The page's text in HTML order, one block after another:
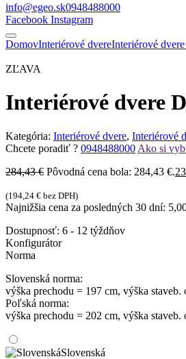
info@egeo.sk0948488000
Facebook Instagram
DomovInteriérové dvereInteriérové
ZĽAVA
Interiérové dvere
Kategória: Interiérové dvere, Interiérové
Chcete poradiť ? 0948488000 Ako si
284,43€ Pôvodná cena bola: 284,43 €.
(194,24 € bez DPH)
Najnižšia cena za posledných 30 dní:
Dostupnosť: 6 - 12 týždňov
Konfigurátor
Norma
Slovenská norma:
výška prechodu = 197 cm, výška staveb.
Poľská norma:
výška prechodu = 202 cm, výška staveb.
Slovenská